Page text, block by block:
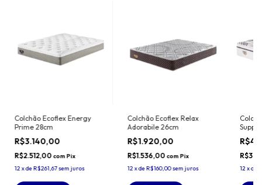
Colchão Ecoflex Energy
Prime 28cm
R$3.140,00
R$2.512,00 com Pix
12 xdeR$261,67sem juros
Colchão Ecoflex Relax
Adorabile 26cm
R$1.920,00
R$1.536,00 com Pix
12xdeR$160,00sem juros 12xde